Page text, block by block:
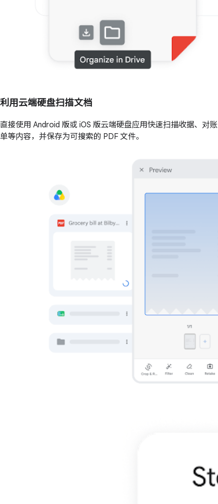
利用云端硬盘扫描文档
直接使用 Android 版或 iOS 版云端硬盘应用快速扫描收据、对账
单等内容，并保存为可搜索的 PDF 文件。